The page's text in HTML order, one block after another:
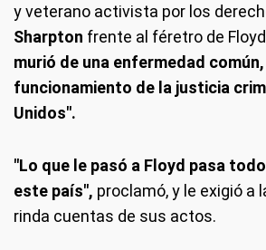
y veterano activista por los
Sharpton frente al féretro de
murió de una enfermedad
funcionamiento de la justicia
Unidos".
"Lo que le pasó a Floyd pasa
este país", proclamó, y le exigió a
rinda cuentas de sus actos.